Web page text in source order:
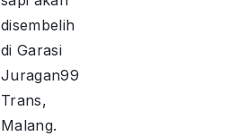
disembelih
di Garasi
Juragan99
Trans,
Malang.